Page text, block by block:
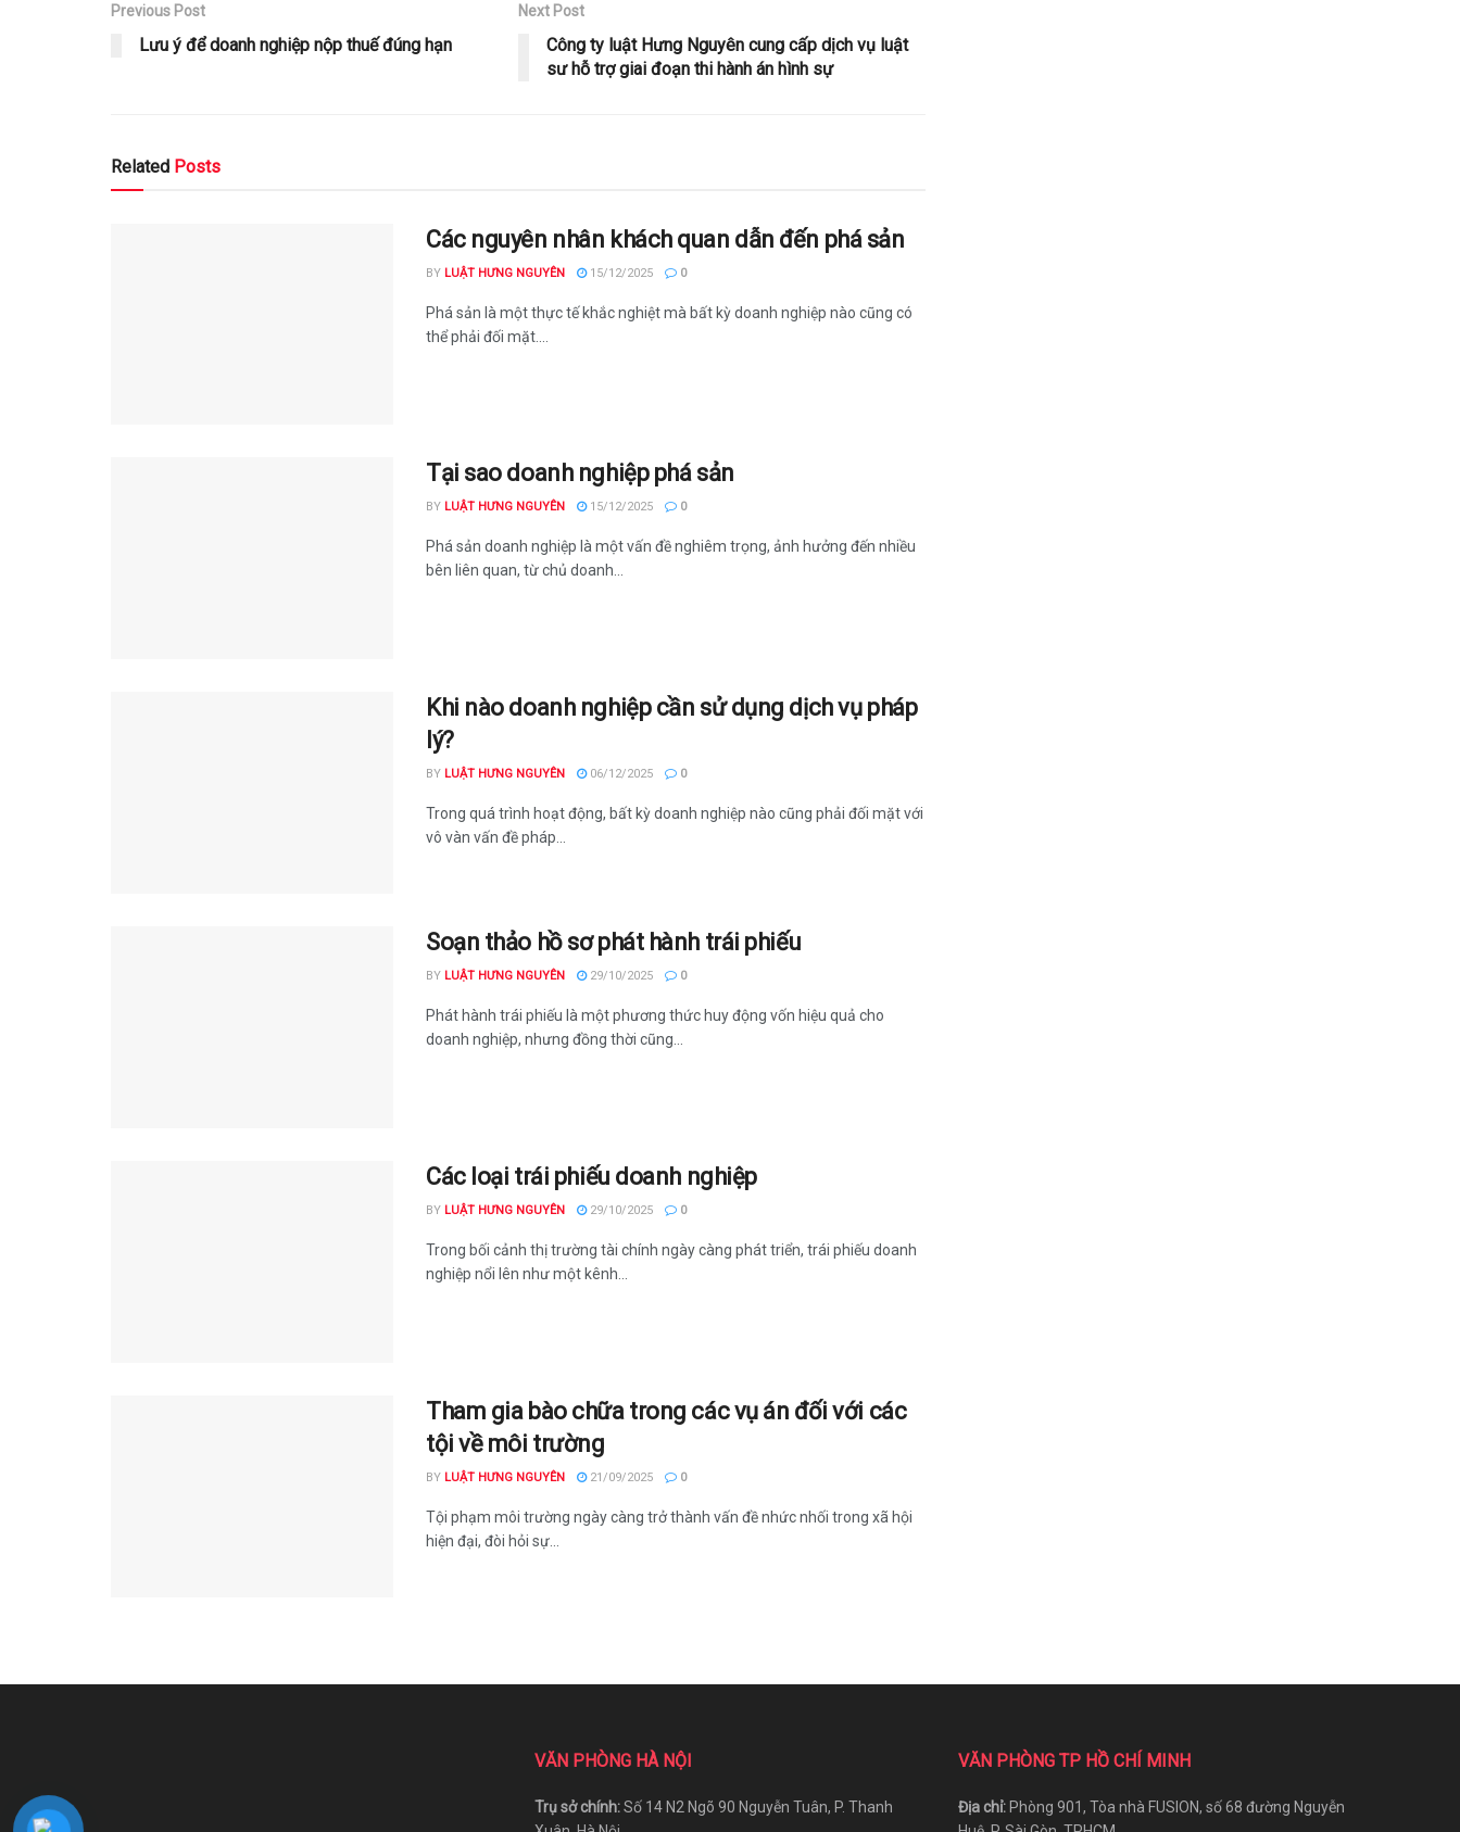
Previous Post
Lưu ý để doanh nghiệp nộp thuế đúng hạn
Next Post
Công ty luật Hưng Nguyên cung cấp dịch vụ luật
sư hỗ trợ giai đoạn thi hành án hình sự
Related Posts
Các nguyên nhân khách quan dẫn đến phá sản
BY LUẬT HƯNG NGUYÊN 15/12/2025 0
Phá sản là một thực tế khắc nghiệt mà bất kỳ doanh nghiệp nào cũng có
thể phải đối mặt....
Tại sao doanh nghiệp phá sản
BY LUẬT HƯNG NGUYÊN 15/12/2025 0
Phá sản doanh nghiệp là một vấn đề nghiêm trọng, ảnh hưởng đến nhiều
bên liên quan, từ chủ doanh...
Khi nào doanh nghiệp cần sử dụng dịch vụ pháp
lý?
BY LUẬT HƯNG NGUYÊN 06/12/2025 0
Trong quá trình hoạt động, bất kỳ doanh nghiệp nào cũng phải đối mặt với
vô vàn vấn đề pháp...
Soạn thảo hồ sơ phát hành trái phiếu
BY LUẬT HƯNG NGUYÊN 29/10/2025 0
Phát hành trái phiếu là một phương thức huy động vốn hiệu quả cho
doanh nghiệp, nhưng đồng thời cũng...
Các loại trái phiếu doanh nghiệp
BY LUẬT HƯNG NGUYÊN 29/10/2025 0
Trong bối cảnh thị trường tài chính ngày càng phát triển, trái phiếu doanh
nghiệp nổi lên như một kênh...
Tham gia bào chữa trong các vụ án đối với các
tội về môi trường
BY LUẬT HƯNG NGUYÊN 21/09/2025 0
Tội phạm môi trường ngày càng trở thành vấn đề nhức nhối trong xã hội
hiện đại, đòi hỏi sự...
VĂN PHÒNG HÀ NỘI
Trụ sở chính:Số 14 N2 Ngõ 90 Nguyễn Tuân, P. Thanh
VĂN PHÒNG TP HỒ CHÍ MINH
Địa chỉ: Phòng 901, Tòa nhà FUSION, số 68 đường Nguyễn